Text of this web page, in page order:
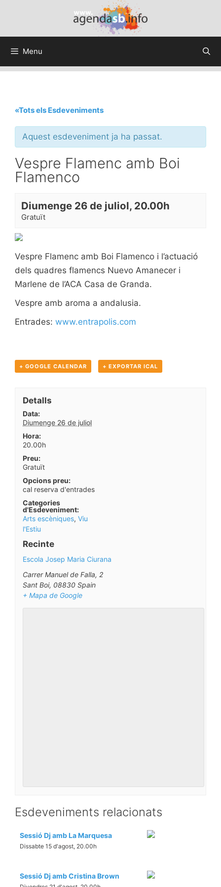
Menu
«Tots els Esdeveniments
Aquest esdeveniment ja ha passat.
Vespre Flamenc amb Boi
Flamenco
Diumenge 26 de juliol, 20.00h
Gratuït
Vespre Flamenc amb Boi Flamenco i l’actuació
dels quadres flamencs Nuevo Amanecer i
Marlene de l’ACA Casa de Granda.
Vespre amb aroma a andalusia.
Entrades: www.entrapolis.com
+ GOOGLE CALENDAR + EXPORTAR ICAL
Detalls
Data:
Diumenge 26 de juliol
Hora:
20.00h
Preu:
Gratuït
Opcions preu:
cal reserva d'entrades
Categories
d'Esdeveniment:
Arts escèniques,Viu
l'Estiu
Recinte
Escola Josep Maria Ciurana
Carrer Manuel de Falla, 2
Sant Boi, 08830 Spain
+ Mapa de Google
Esdeveniments relacionats
Sessió Dj amb La Marquesa
Dissabte 15 d'agost, 20.00h
Sessió Dj amb Cristina Brown